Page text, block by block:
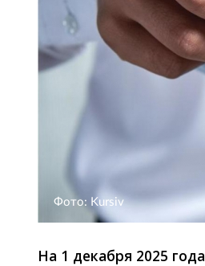
Фото: Kursiv
На 1 декабря 2025